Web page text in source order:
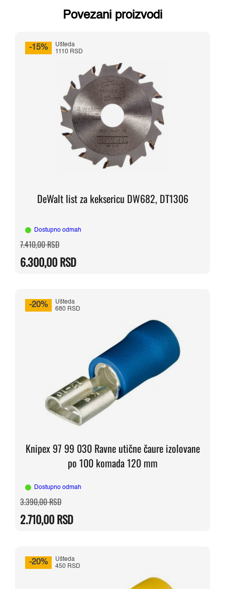
Povezani proizvodi
-15%
Ušteda
1110 RSD
DeWalt list za keksericu DW682, DT1306
Dostupno odmah
7.410,00RSDOriginalna
cena
bila:
7.410,00 RSD.
6.300,00RSD
Trenutna
cena
6.300,00 RSD.
-20%
Ušteda
680 RSD
Knipex 97 99 030 Ravne utične čaure izolovane
po 100 komada 120 mm
Dostupno odmah
3.390,00RSDOriginalna
cena
bila:
3.390,00 RSD.
2.710,00RSD
Trenutna
cena
2.710,00 RSD.
-20%
Ušteda
450 RSD